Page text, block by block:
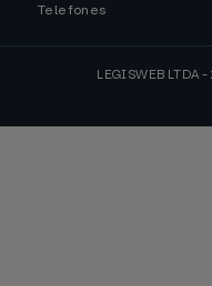
Telefones
LEGISWEB LTDA